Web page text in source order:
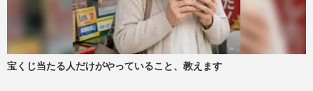
宝くじ当たる人だけがやっていること、教えます